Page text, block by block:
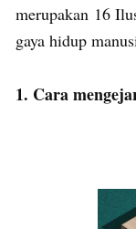
merupakan 16
gaya hidup
1. Cara